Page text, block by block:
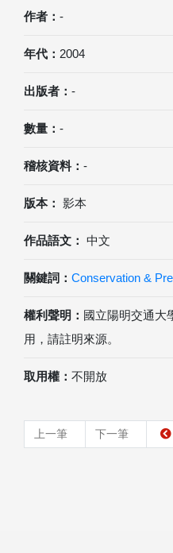
作者： -
年代： 2004
出版者： -
數量： -
稽核資料： -
版本： 影本
作品語文： 中文
關鍵詞： Conservation &
權利聲明： 國立陽明交通大
用，請註明來源。
取用權： 不開放
上一筆 下一筆